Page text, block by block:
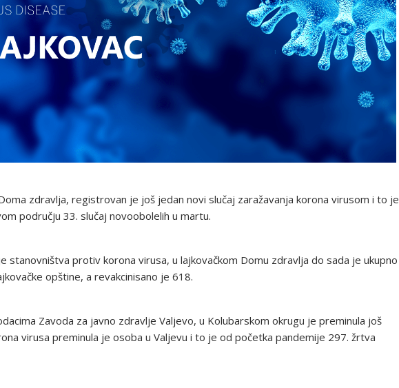
zdravlja, registrovan je još jedan novi slučaj zaražavanja korona virusom i to je
području 33. slučaj novoobolelih u martu.
stanovništva protiv korona virusa, u lajkovačkom Domu zdravlja do sada je ukupno
opštine, a revakcinisano je 618.
Zavoda za javno zdravlje Valjevo, u Kolubarskom okrugu je preminula još
virusa preminula je osoba u Valjevu i to je od početka pandemije 297. žrtva